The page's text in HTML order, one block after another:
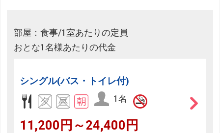
部屋：食事/1室あたりの定員
おとな1名様あたりの代金
シングル(バス・トイレ付)
1名
11,200円～24,400円